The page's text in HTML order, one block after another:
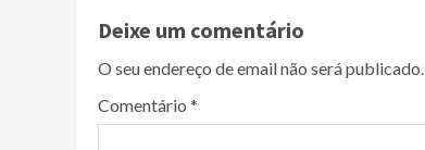
Deixe um comentário
O seu endereço de email não será publicado.
Comentário *